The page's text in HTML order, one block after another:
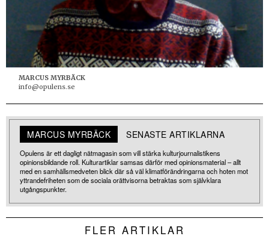
MARCUS MYRBÄCK
info@opulens.se
MARCUS MYRBÄCK SENASTE ARTIKLARNA
Opulens är ett dagligt nätmagasin som vill stärka kulturjournalistikens
opinionsbildande roll. Kulturartiklar samsas därför med opinionsmaterial – allt
med en samhällsmedveten blick där så väl klimatförändringarna och hoten mot
yttrandefriheten som de sociala orättvisorna betraktas som självklara
utgångspunkter.
FLER ARTIKLAR